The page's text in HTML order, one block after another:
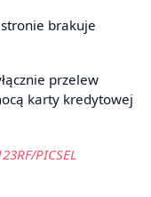
brakuje
przelew
karty kredytowej
PICSEL